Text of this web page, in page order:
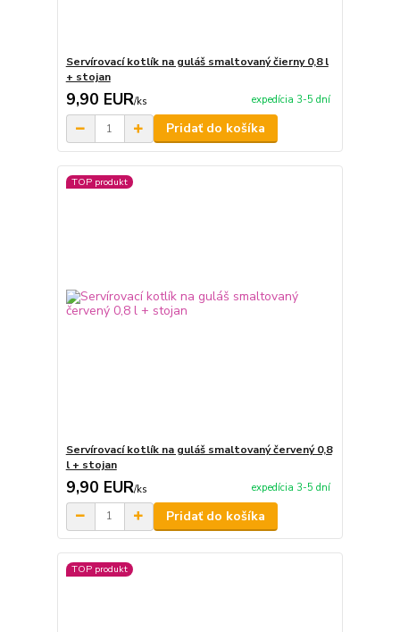
Servírovací kotlík na guláš smaltovaný čierny 0,8 l
+ stojan
9,90 EUR/ks expedícia 3-5 dní
Pridať do košíka
TOP produkt
Servírovací kotlík na guláš smaltovaný červený 0,8
l + stojan
9,90 EUR/ks expedícia 3-5 dní
Pridať do košíka
TOP produkt